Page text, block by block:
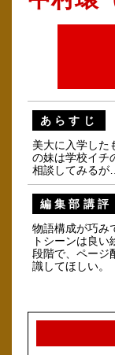
あらすじ
美大に入学した
の妹は学校イチ
相談してみるが
編集部講評
物語構成が巧み
トシーンは良
段階で、ページ
識してほしい。